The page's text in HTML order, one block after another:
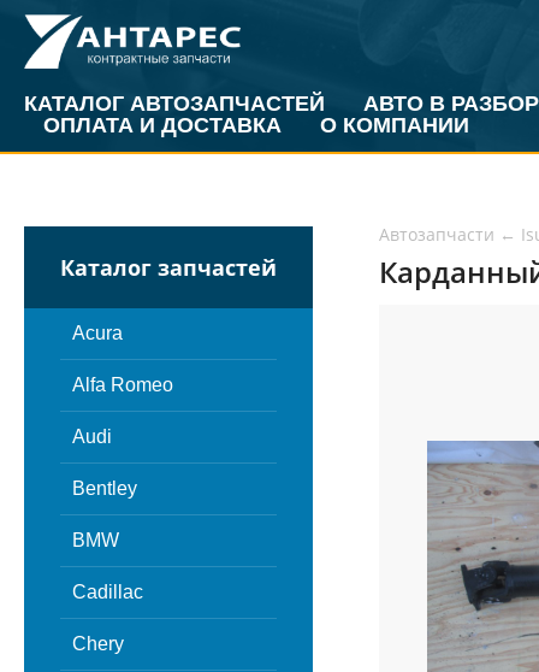
КАТАЛОГ АВТОЗАПЧАСТЕЙ
АВТО В РАЗБОР
ОПЛАТА И ДОСТАВКА
О КОМПАНИИ
Каталог запчастей
Acura
Alfa Romeo
Audi
Bentley
BMW
Cadillac
Chery
Автозапчасти ←